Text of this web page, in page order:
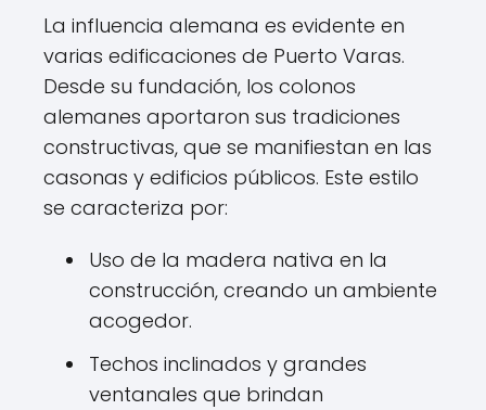
La influencia alemana es evidente en
varias edificaciones de Puerto Varas.
Desde su fundación, los colonos
alemanes aportaron sus tradiciones
constructivas, que se manifiestan en las
casonas y edificios públicos. Este estilo
se caracteriza por:
Uso de la madera nativa en la
construcción, creando un ambiente
acogedor.
Techos inclinados y grandes
ventanales que brindan